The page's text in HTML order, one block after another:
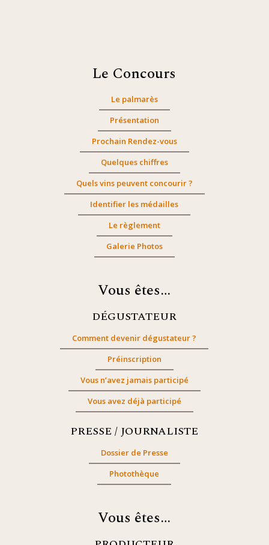
Le Concours
Le palmarès
Présentation
Prochain Rendez-vous
Quelques chiffres
Quels vins peuvent concourir ?
Identifier les médailles
Le règlement
Galerie Photos
Vous êtes…
DÉGUSTATEUR
Comment devenir dégustateur ?
Préinscription
Vous n’avez jamais participé
Vous avez déjà participé
PRESSE / JOURNALISTE
Dossier de Presse
Photothèque
Vous êtes…